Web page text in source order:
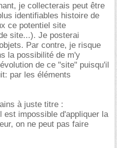
je collecterais peut être
identifiables histoire de
ce potentiel site
site...). Je posterai
Par contre, je risque
la possibilité de m'y
de ce "site" puisqu'il
par les éléments
à juste titre :
est impossible d'appliquer la
on ne peut pas faire